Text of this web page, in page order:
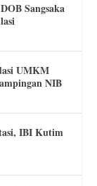
Sangsaka
UMKM
NIB
IBI Kutim